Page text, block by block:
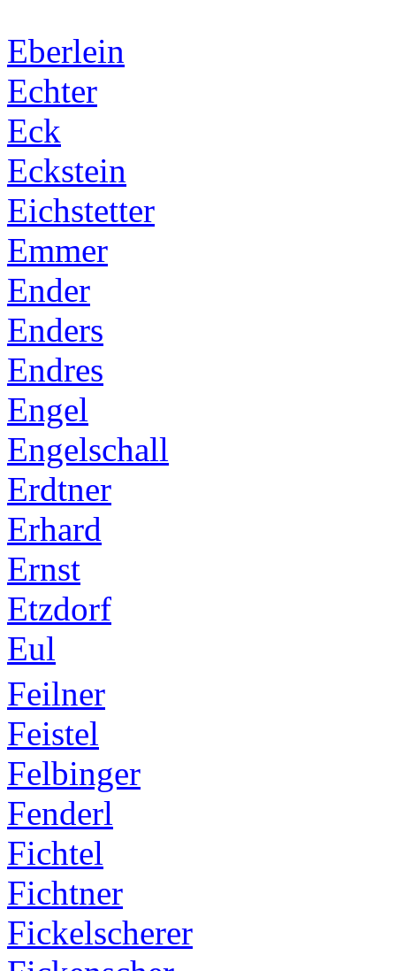
Eberlein
Echter
Eck
Eckstein
Eichstetter
Emmer
Ender
Enders
Endres
Engel
Engelschall
Erdtner
Erhard
Ernst
Etzdorf
Eul
Feilner
Feistel
Felbinger
Fenderl
Fichtel
Fichtner
Fickelscherer